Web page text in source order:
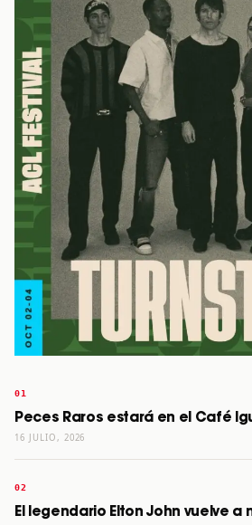
Peces Raros estará en el Café
16 JULIO, 2026
El legendario Elton John vuelve a